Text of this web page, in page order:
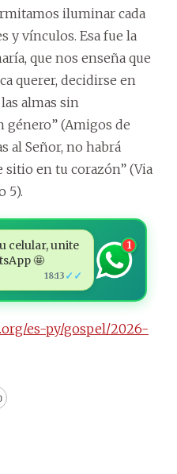
iluminar cada
y vínculos. Esa fue la
que nos enseña que
querer, decidirse en
almas sin
(Amigos de
al Señor, no habrá
en tu corazón” (Via
5).
celular, unite
🤩
18:13 ✓✓
1
es-py/gospel/2026-